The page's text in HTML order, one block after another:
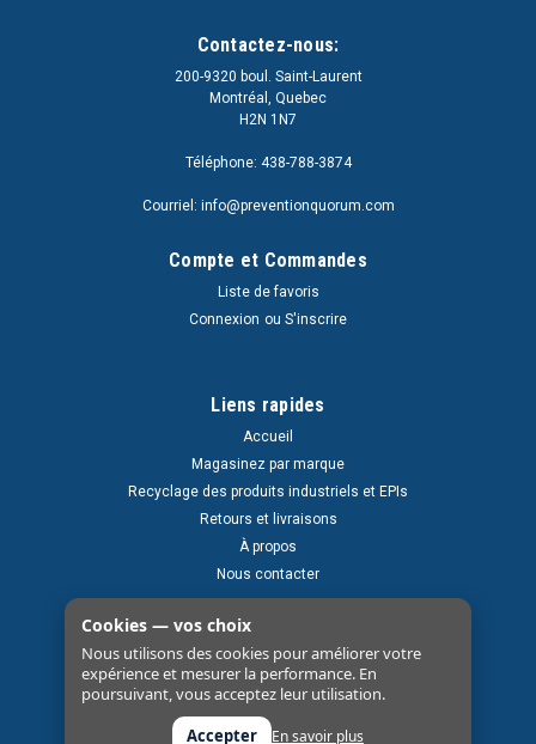
Contactez-nous:
200-9320 boul. Saint-Laurent
Montréal, Quebec
H2N 1N7
Téléphone: 438-788-3874
Courriel: info@preventionquorum.com
Compte et Commandes
Liste de favoris
Connexion ou S'inscrire
Liens rapides
Accueil
Magasinez par marque
Recyclage des produits industriels et EPIs
Retours et livraisons
À propos
Nous contacter
Cookies — vos choix
Nous utilisons des cookies pour améliorer votre
expérience et mesurer la performance. En
poursuivant, vous acceptez leur utilisation.
Accepter
En savoir plus